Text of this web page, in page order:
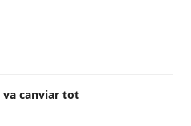
canviar tot